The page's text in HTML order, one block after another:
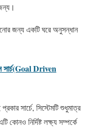
জন্য একটি ঘরে অনুসন্ধান
সার্চ(Goal Driven
সার্চে, সিস্টেমটি শুধুমাত্র
কোনও নির্দিষ্ট লক্ষ্য সম্পর্কে